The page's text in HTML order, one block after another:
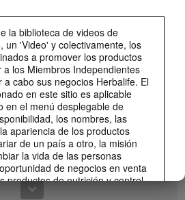
la biblioteca de videos de
un 'Video' y colectivamente, los
a promover los productos
los Miembros Independientes
a cabo sus negocios Herbalife. El
en este sitio es aplicable
en el menú desplegable de
los nombres, las
apariencia de los productos
de un país a otro, la misión
la vida de las personas
de negocios en venta
productos de nutrición y control
en todas partes.
0:59
los nuevos sabores de Liftoff!
naranja y frutas tropicales.